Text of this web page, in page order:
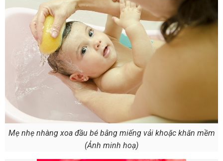
Mẹ nhẹ nhàng xoa đầu bé bằng miếng vải khoặc khăn mềm
(Ảnh minh hoạ)